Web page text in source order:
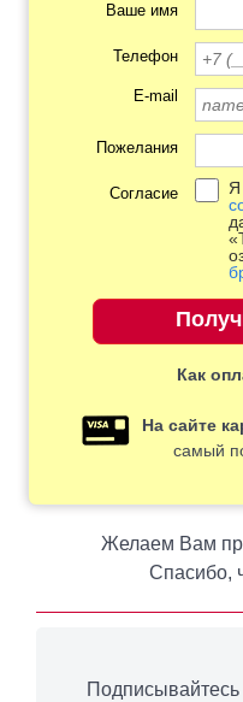
Ваше имя
Телефон
E-mail
Пожелания
Согласие
Я
Как
На сайте
самый
Желаем Вам
Спасибо,
Подписывайтесь